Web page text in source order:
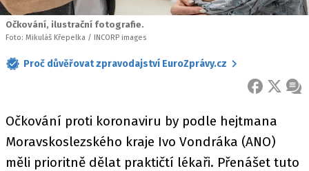
Očkování, ilustrační fotografie.
Foto: Mikuláš Křepelka / INCORP images
Proč důvěřovat zpravodajství EuroZprávy.cz
FACEBOOK
X
Očkování proti koronaviru by podle hejtmana
Moravskoslezského kraje Ivo Vondráka (ANO)
měli prioritně dělat praktičtí lékaři. Přenášet tuto